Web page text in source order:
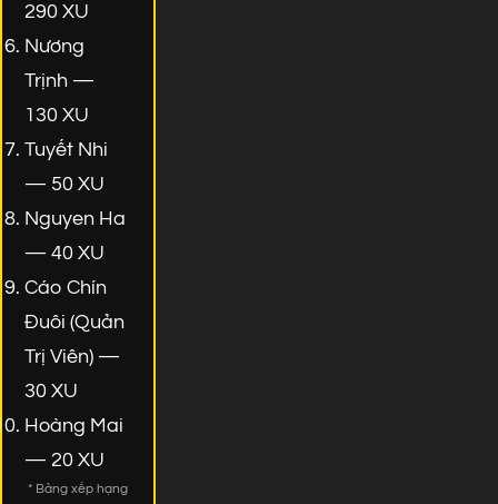
290 XU
Nương
Trịnh —
130 XU
Tuyết Nhi
— 50 XU
Nguyen Ha
— 40 XU
Cáo Chín
Đuôi (Quản
Trị Viên) —
30 XU
Hoàng Mai
— 20 XU
* Bảng xếp hạng